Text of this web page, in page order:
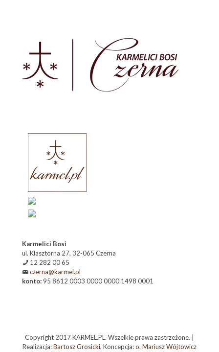
Karmelici Bosi
ul. Klasztorna 27, 32-065 Czerna
12 282 00 65
czerna@karmel.pl
konto: 95 8612 0003 0000 0000 1498 0001
Copyright 2017 KARMEL.PL. Wszelkie prawa zastrzeżone. |
Realizacja:Bartosz Grosicki, Koncepcja:o. Mariusz Wójtowicz